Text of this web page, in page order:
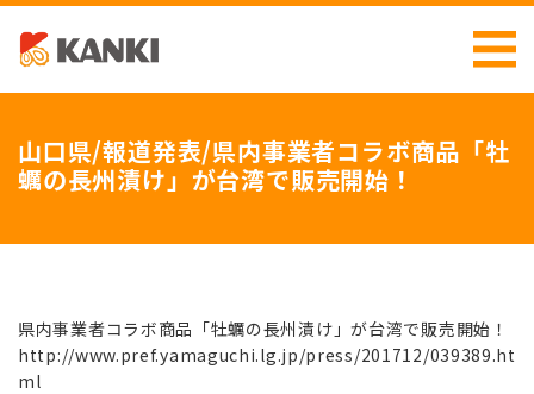
山口県/報道発表/県内事業者コラボ商品「牡
蠣の長州漬け」が台湾で販売開始！
県内事業者コラボ商品「牡蠣の長州漬け」が台湾で販売開始！
http://www.pref.yamaguchi.lg.jp/press/201712/039389.ht
ml